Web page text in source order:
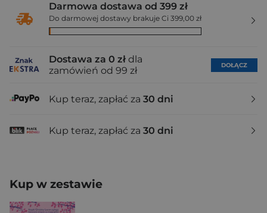
Darmowa dostawa od 399 zł
Do darmowej dostawy brakuje Ci 399,00 zł
Dostawa za 0 zł dla
zamówień od 99 zł
DOŁĄCZ
Kup teraz, zapłać za 30 dni
Kup teraz, zapłać za 30 dni
Kup w zestawie